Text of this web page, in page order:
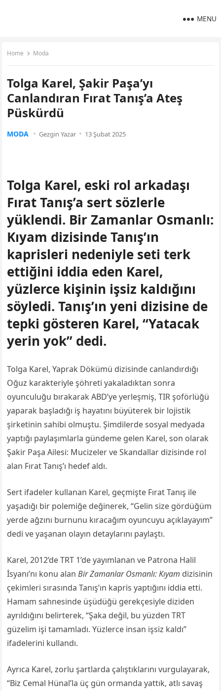
MENU
Home Moda
Tolga Karel, Şakir Paşa’yı
Canlandıran Fırat Tanış’a Ateş
Püskürdü
MODA Gezgin Yazar 13 Şubat 2025
Tolga Karel, eski rol arkadaşı
Fırat Tanış’a sert sözlerle
yüklendi. Bir Zamanlar Osmanlı:
Kıyam dizisinde Tanış’ın
kaprisleri nedeniyle seti terk
ettiğini iddia eden Karel,
yüzlerce kişinin işsiz kaldığını
söyledi. Tanış’ın yeni dizisine de
tepki gösteren Karel, “Yatacak
yerin yok” dedi.
Tolga Karel, Yaprak Dökümü dizisinde canlandırdığı
Oğuz karakteriyle şöhreti yakaladıktan sonra
oyunculuğu bırakarak ABD’ye yerleşmiş, TIR şoförlüğü
yaparak başladığı iş hayatını büyüterek bir lojistik
şirketinin sahibi olmuştu. Şimdilerde sosyal medyada
yaptığı paylaşımlarla gündeme gelen Karel, son olarak
Şakir Paşa Ailesi: Mucizeler ve Skandallar dizisinde rol
alan Fırat Tanış’ı hedef aldı.
Sert ifadeler kullanan Karel, geçmişte Fırat Tanış ile
yaşadığı bir polemiğe değinerek, “Gelin size gördüğüm
yerde ağzını burnunu kıracağım oyuncuyu açıklayayım”
dedi ve yaşanan olayın detaylarını paylaştı.
Karel, 2012’de TRT 1’de yayımlanan ve Patrona Halil
İsyanı’nı konu alanBir Zamanlar Osmanlı: Kıyam dizisinin
çekimleri sırasında Tanış’ın kapris yaptığını iddia etti.
Hamam sahnesinde üşüdüğü gerekçesiyle diziden
ayrıldığını belirterek, “Şaka değil, bu yüzden TRT
güzelim işi tamamladı. Yüzlerce insan işsiz kaldı”
ifadelerini kullandı.
Ayrıca Karel, zorlu şartlarda çalıştıklarını vurgulayarak,
“Biz Cemal Hünal’la üç gün ormanda yattık, atlı savaş